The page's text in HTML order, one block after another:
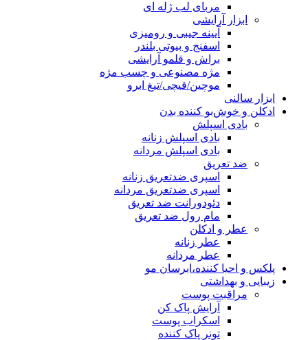
مربای لب ژله ای
ابزار آرایشی
آیینه جیبی و رومیزی
اسفنج و بیوتی بلندر
براش و قلمو آرایشی
مژه مصنوعی و چسب مژه
موچین/قیچی/تیغ ابرو
ابزار سالنی
ادکلن و خوش‌بو کننده بدن
بادی اسپلش
بادی اسپلش زنانه
بادی اسپلش مردانه
ضد تعریق
اسپری ضدتعریق زنانه
اسپری ضدتعریق مردانه
دئودورانت ضد تعریق
مام رول ضد تعریق
عطر و ادکلن
عطر زنانه
عطر مردانه
پلکس و احیا کننده،ابرسان مو
زیبایی و بهداشتی
مراقبت پوست
آرایش پاک کن
اسکراب پوست
تونر پاک کننده